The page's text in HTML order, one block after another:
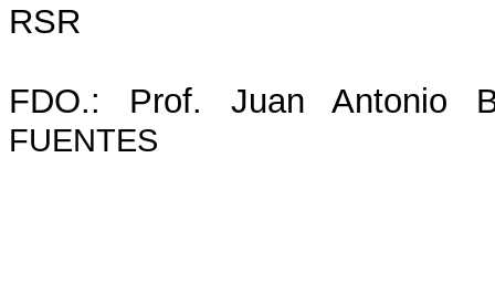
RSR
FDO.: Prof. Juan Antonio
FUENTES